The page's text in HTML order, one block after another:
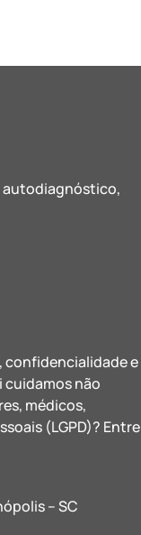
autodiagnóstico,
confidencialidade e
cuidamos não
médicos,
(LGPD)? Entre
– SC